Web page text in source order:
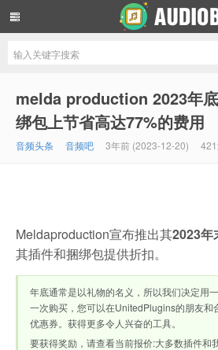
melda production 2023年
绑包上节省高达77%的费用
音频头条 音频吧 3年前 (2023-12-20)
Meldaproduction宣布推出其2023年
其插件和捆绑包提供折扣。
年底通常是以礼物的名义，所以我们决定用
一次购买，您可以在UnitedPlugins的朋友和
优惠券。获得更多令人兴奋的工具。
要获得奖励，请查看当前报价:大多数插件和